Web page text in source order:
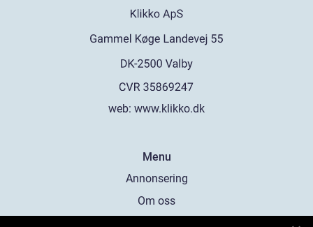
web: www.klikko.dk
Menu
Annonsering
Om oss